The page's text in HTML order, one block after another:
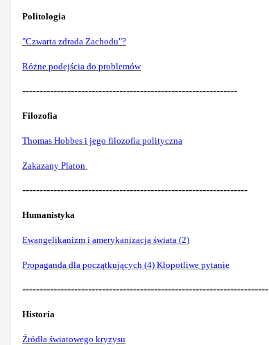
Politologia
"Czwarta zdrada Zachodu"?
Różne podejścia do problemów
--------------------------------------------------------------
Filozofia
Thomas Hobbes i jego filozofia polityczna
Zakazany Platon
-----------------------------------------------------------------
Humanistyka
Ewangelikanizm i amerykanizacja świata (2)
Propaganda dla początkujących (4) Kłopotliwe pytanie
-----------------------------------------------------------------------
Historia
Źródła światowego kryzysu